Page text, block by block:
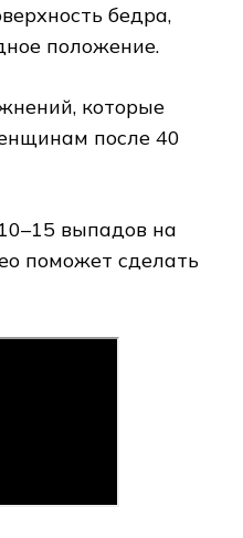
бедра,
положение.
выпадов на
поможет сделать